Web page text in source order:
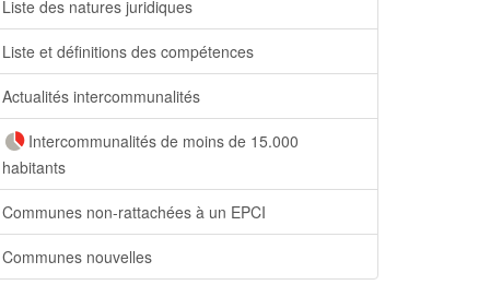
Liste des natures juridiques
Liste et définitions des compétences
Actualités intercommunalités
Intercommunalités de moins de 15.000
habitants
Communes non-rattachées à un EPCI
Communes nouvelles